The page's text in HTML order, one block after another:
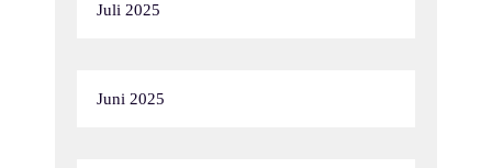
Juli 2025
Juni 2025